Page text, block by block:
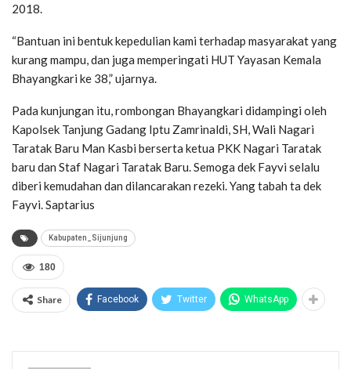
2018.
“Bantuan ini bentuk kepedulian kami terhadap masyarakat yang
kurang mampu, dan juga memperingati HUT Yayasan Kemala
Bhayangkari ke 38,” ujarnya.
Pada kunjungan itu, rombongan Bhayangkari didampingi oleh
Kapolsek Tanjung Gadang Iptu Zamrinaldi, SH, Wali Nagari
Taratak Baru Man Kasbi berserta ketua PKK Nagari Taratak
baru dan Staf Nagari Taratak Baru. Semoga dek Fayvi selalu
diberi kemudahan dan dilancarakan rezeki. Yang tabah ta dek
Fayvi. Saptarius
Kabupaten_Sijunjung
180
Share Facebook Twitter WhatsApp